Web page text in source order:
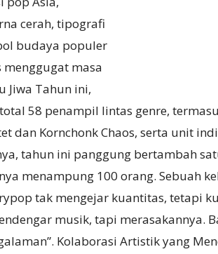
cerah, tipografi
budaya populer
masa
Jiwa Tahun ini,
58 penampil lintas genre,
dan Kornchonk Chaos, serta unit
tahun ini panggung bertambah
menampung 100 orang. Sebuah
tak mengejar kuantitas, tetapi
musik, tapi merasakannya.
Kolaborasi Artistik yang